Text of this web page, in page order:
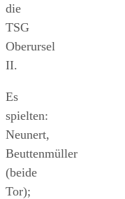
die
TSG
Oberursel
II.
Es
spielten:
Neunert,
Beuttenmüller
(beide
Tor);